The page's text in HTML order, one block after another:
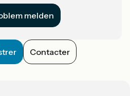
melden
Contacter